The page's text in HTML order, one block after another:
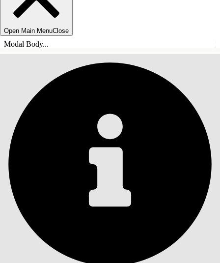
Open Main MenuClose
Modal Body...
Innehållsförteckningar
INNEHÅLLSFÖRTECKNINGAR